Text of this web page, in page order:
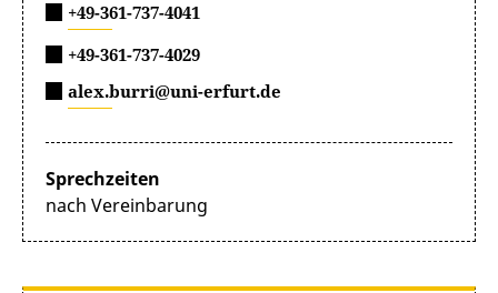
+49-361-737-4041
+49-361-737-4029
alex.burri@uni-erfurt.de
Sprechzeiten
nach Vereinbarung